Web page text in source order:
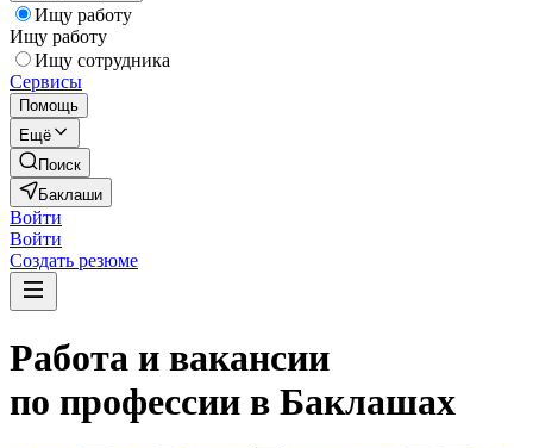
Ищу работу
Ищу работу
Ищу сотрудника
Сервисы
Помощь
Ещё
Поиск
Баклаши
Войти
Войти
Создать резюме
Работа и вакансии
по профессии в Баклашах